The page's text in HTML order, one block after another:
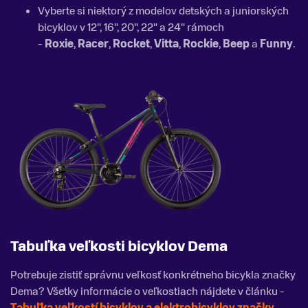
Vyberte si niektorý z modelov detských a juniorských
bicyklov v 12", 16", 20", 22" a 24" rámoch
- Roxie,Racer,Rocket,Vitta,Rockie,Beepa Funny.
Tabuľka veľkosti bicyklov Dema
Potrebuje zistiť správnu veľkosť konkrétneho bicykla značky
Dema? Všetky informácie o veľkostiach nájdete v článku -